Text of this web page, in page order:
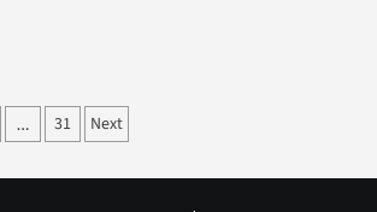
… 31 Next